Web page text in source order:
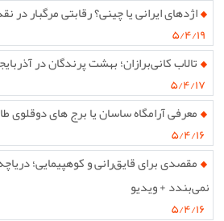
اژدهای ایرانی یا چینی؟ رقابتی مرگبار در
۵/۴/۱۹
تالاب کانی‌برازان؛ بهشت پرندگان در
۵/۴/۱۷
معرفی آرامگاه ساسان یا برج های دوقلوی
۵/۴/۱۶
مقصدی برای قایق‌رانی و کوهپیمایی؛
نمی‌بندد + ویدیو
۵/۴/۱۶